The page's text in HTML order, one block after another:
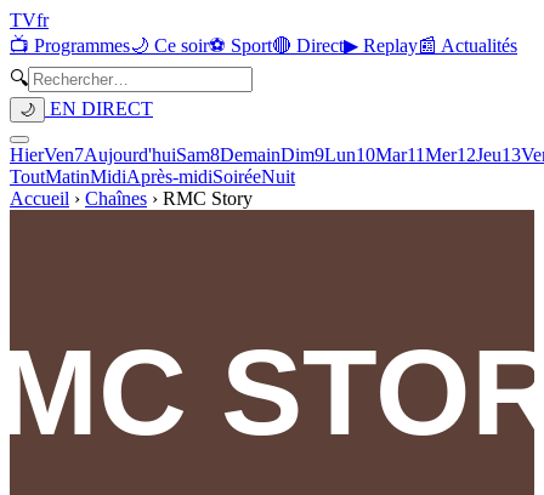
TVfr
📺 Programmes🌙 Ce soir⚽ Sport🔴 Direct▶ Replay📰 Actualités
🔍
🌙 EN DIRECT
HierVen7Aujourd'huiSam8DemainDim9Lun10Mar11Mer12Jeu13
ToutMatinMidiAprès-midiSoiréeNuit
Accueil › Chaînes › RMC Story